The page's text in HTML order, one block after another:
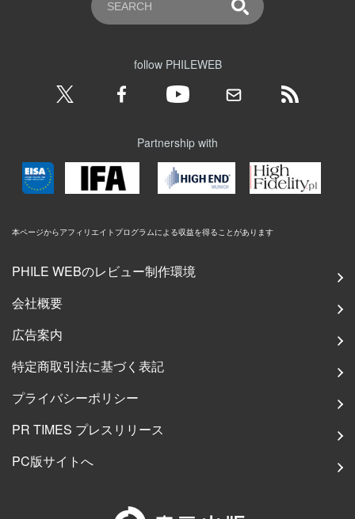
follow PHILEWEB
Partnership with
本ページからアフィリエイトプログラムによる収益を得ることがあります
PHILE WEBのレビュー制作環境
会社概要
広告案内
特定商取引法に基づく表記
プライバシーポリシー
PR TIMES プレスリリース
PC版サイトへ